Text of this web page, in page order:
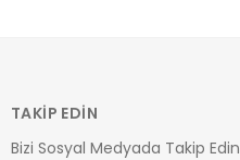
TAKİP EDİN
Bizi Sosyal Medyada Takip Edin